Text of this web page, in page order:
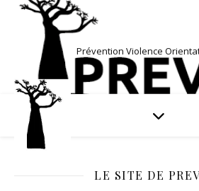
Prévention Violence
LE SITE DE